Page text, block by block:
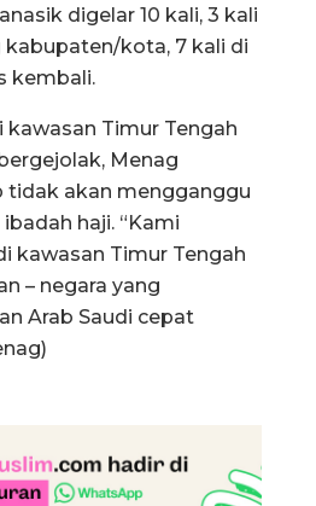
digelar 10 kali, 3 kali
kota, 7 kali di
kembali.
kawasan Timur Tengah
Menag
tidak akan mengganggu
haji. “Kami
kawasan Timur Tengah
– negara yang
Arab Saudi cepat